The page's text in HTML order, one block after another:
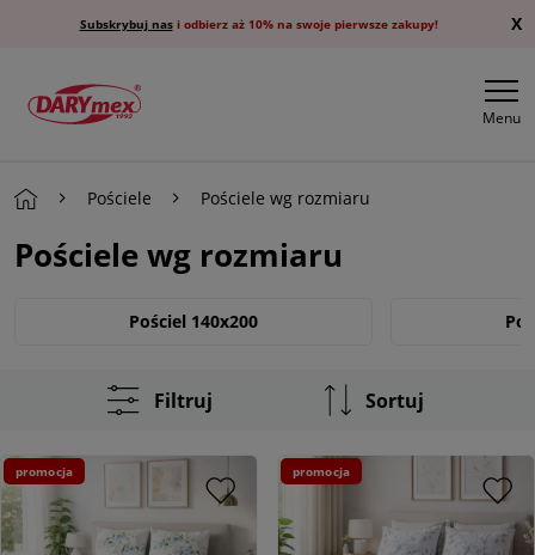
Subskrybuj nasi odbierz aż 10% na swoje pierwsze zakupy! X
Menu
Pościele Pościele wg rozmiaru
Pościele wg rozmiaru
Pościel 140x200
Filtruj Sortuj
promocja promocja